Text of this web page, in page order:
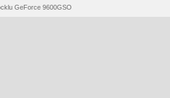
GeForce 9600GSO